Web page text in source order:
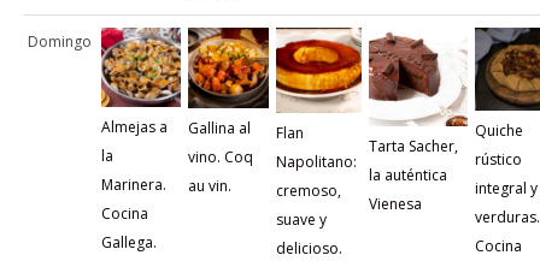
Domingo
Almejas a
la
Marinera.
Cocina
Gallega.
Gallina al
vino. Coq
au vin.
Flan
Napolitano:
cremoso,
suave y
delicioso.
Tarta Sacher,
la auténtica
Vienesa
Quiche
rústico
integral y
verduras.
Cocina